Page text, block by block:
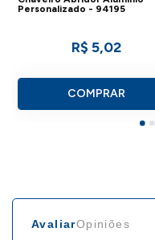
Personalizado - 94195
R$ 5,02
COMPRAR
AvaliarOpiniões